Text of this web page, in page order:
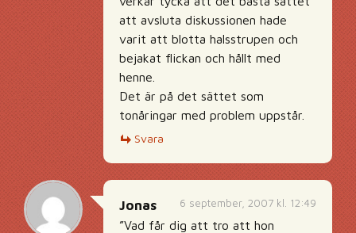
att avsluta diskussionen hade
varit att blotta halsstrupen och
bejakat flickan och hållt med
henne.
Det är på det sättet som
tonåringar med problem uppstår.
Svara
6 september, 2007 kl. 12:49
Jonas
”Vad får dig att tro att hon